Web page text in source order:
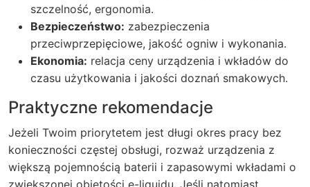
szczelność, ergonomia.
Bezpieczeństwo: zabezpieczenia
przeciwprzepięciowe, jakość ogniw i wykonania.
Ekonomia: relacja ceny urządzenia i wkładów do
czasu użytkowania i jakości doznań smakowych.
Praktyczne rekomendacje
Jeżeli Twoim priorytetem jest długi okres pracy bez
konieczności częstej obsługi, rozważ urządzenia z
większą pojemnością baterii i zapasowymi wkładami o